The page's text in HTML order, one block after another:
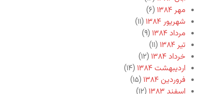
مهر ۱۳۸۴
(۶)
شهریور ۱۳۸۴
(۱۱)
مرداد ۱۳۸۴
(۹)
تیر ۱۳۸۴
(۱۱)
خرداد ۱۳۸۴
(۱۲)
اردیبهشت ۱۳۸۴
(۱۴)
فروردین ۱۳۸۴
(۱۵)